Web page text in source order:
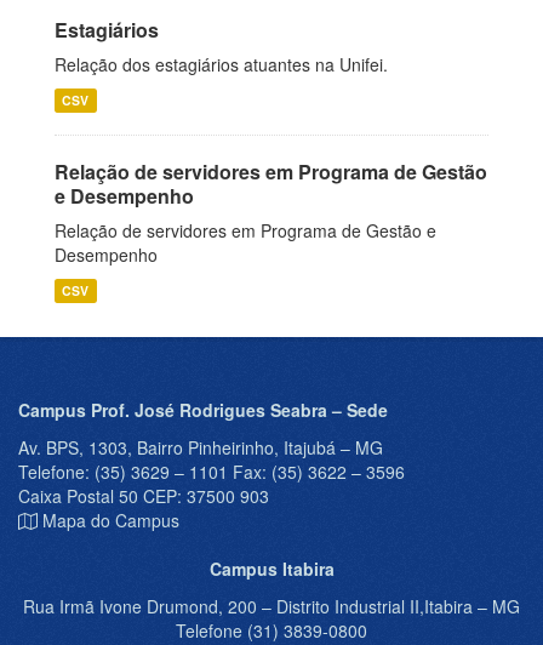
Estagiários
Relação dos estagiários atuantes na Unifei.
CSV
Relação de servidores em Programa de Gestão
e Desempenho
Relação de servidores em Programa de Gestão e
Desempenho
CSV
Campus Prof. José Rodrigues Seabra – Sede
Av. BPS, 1303, Bairro Pinheirinho, Itajubá – MG
Telefone: (35) 3629 – 1101 Fax: (35) 3622 – 3596
Caixa Postal 50 CEP: 37500 903
Mapa do Campus
Campus Itabira
Rua Irmã Ivone Drumond, 200 – Distrito Industrial II,Itabira – MG
Telefone (31) 3839-0800